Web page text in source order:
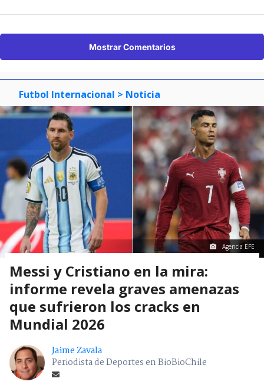
Mostrar Comentarios
Futbol Internacional > Noticia
Agencia EFE
Messi y Cristiano en la mira:
informe revela graves amenazas
que sufrieron los cracks en
Mundial 2026
Jaime Zavala
Periodista de Deportes en BioBioChile